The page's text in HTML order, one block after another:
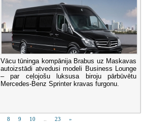
Vācu tūninga kompānija Brabus uz Maskavas
autoizstādi atvedusi modeli Business Lounge
– par ceļojošu luksusa biroju pārbūvētu
Mercedes-Benz Sprinter kravas furgonu.
8 9 10 23 »